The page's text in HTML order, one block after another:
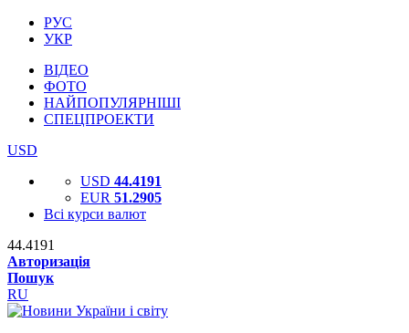
РУС
УКР
ВІДЕО
ФОТО
НАЙПОПУЛЯРНІШІ
СПЕЦПРОЕКТИ
USD
USD 44.4191
EUR 51.2905
Всі курси валют
44.4191
Авторизація
Пошук
RU